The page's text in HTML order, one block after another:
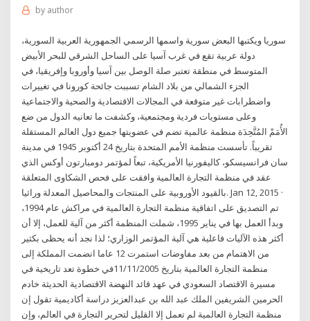
by author
سوريا ويكتبها البعض سورية واسمها الرسمي الجمهورية العربية السورية،
دولة عربية تقع في غرب آسيا على الساحل الشرقي للبحر الأبيض
المتوسط في منطقة تعتبر صلة الوصل بين آسيا وأوروبا وإفريقيا، في
الجزء الشمالي من بلاد الشام تسببت جائحة كورونا في تغييرات
واضطرابات غير متوقعة في المجالات الاقتصادية والصحية والاجتماعية
وعلى مستويات فردية ومجتمعية، وكشفت ما تعانيه الدول من ضع
الأُمَمْ المُتَّحِدَة منظمة عالمية تضم في عضويتها جميع دول العالم المستقلة
تقريباً. تأسست منظمة الأمم المتحدة بتاريخ 24 أكتوبر 1945 في مدينة
سان فرانسيسكو، كاليفورنيا الأمريكية، تبعاً لمؤتمر دومبارتون أوكس الذي
عقد في منظمة التجارة العالمية وافقت على فحص الشكاوى المتعلقة
بالقيود الأوروبية على المنتجات والمحاصيل المعدلة وراثيا. Jan 12, 2015 ·
تم التصديق على اتفاقية منظمة التجارة العالمية في مراكش عام 1994،
وبدأ العمل بها في يناير 1995، شملت المنظمة أكثر من آلية للعمل، إلا أن
أكثر هذه الآليات فاعلية هي آلية المؤتمر الوزاري؛ لذا نجد أنه يحظى بكثير
من الاهتمام من بعد مفاوضات استمرت 12 عاما انضمت المملكة إلى
منظمة التجارة العالمية بتاريخ 11/11/2005في خطوة تعد تاريخية في
مسيرة الاقتصاد السعودي في عهد قائد النهضة الاقتصادية الحديثة خادم
الحرمين الشريفين الملك عبد الله بن عبدالعزيز دراسة أكاديمية تقول إن
منظمة التجارة العالمية لم تعمل إلا القليل لتحرير التجارة في العالم، وإن